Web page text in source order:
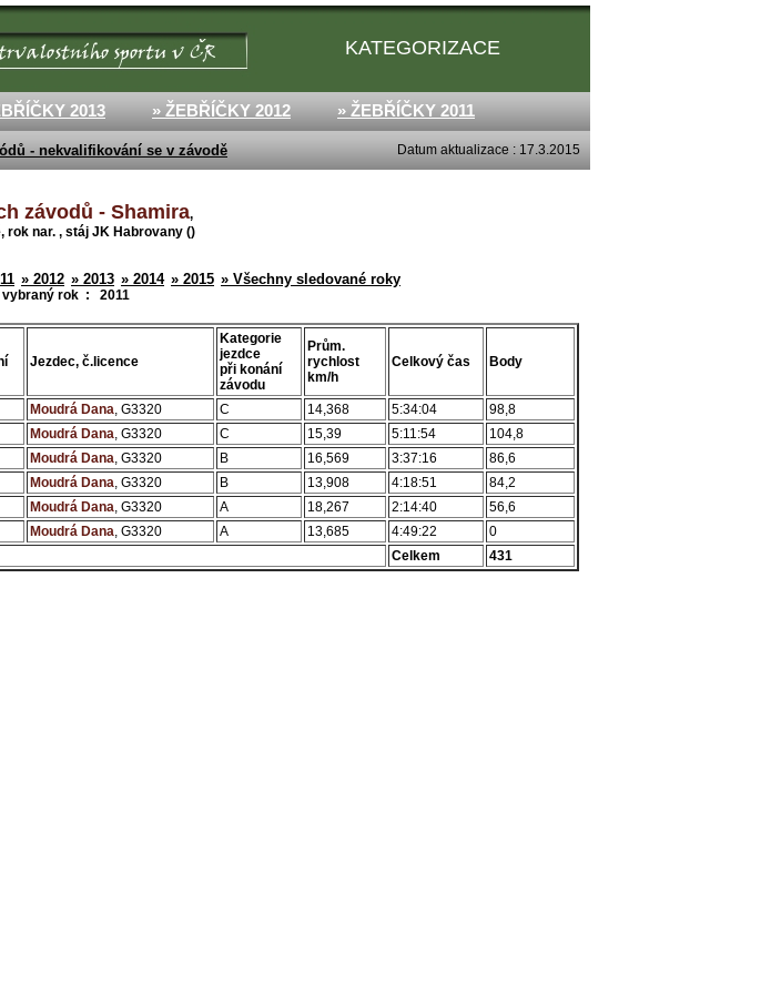
KATEGORIZACE
2013 » ŽEBŘÍČKY 2012 » ŽEBŘÍČKY 2011
- nekvalifikování se v závodě Datum aktualizace : 17.3.2015
závodů - Shamira,
rok nar. , stáj JK Habrovany ()
» 2012 » 2013 » 2014 » 2015 » Všechny sledované roky
vybraný rok : 2011
Jezdec, č.licence
Kategorie
jezdce
při konání
závodu
Prům.
rychlost
km/h
Celkový čas Body
Moudrá Dana, G3320 C 14,368 5:34:04
98,8
Moudrá Dana, G3320 C 15,39 5:11:54
104,8
Moudrá Dana, G3320 B 16,569 3:37:16
86,6
Moudrá Dana, G3320 B 13,908 4:18:51
84,2
Moudrá Dana, G3320 A 18,267 2:14:40
56,6
Moudrá Dana, G3320 A 13,685 4:49:22
0
Celkem
431